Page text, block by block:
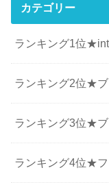
カテゴリー
ランキング1位
ランキング2位★
ランキング3位★ブ
ランキング4位★